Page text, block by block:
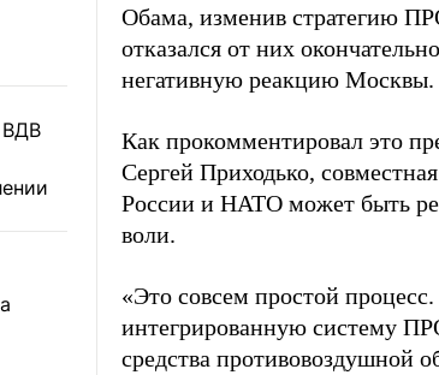
ВДВ
Обама, изменив стратегию
отказался от них
негативную реакцию Москвы.
Как прокомментировал это
Сергей Приходько,
России и НАТО может быть
воли.
«Это совсем простой
интегрированную систему
средства противовоздушной